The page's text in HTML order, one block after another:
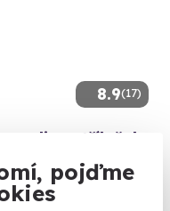
pojďme
8.9(17)
online stříleček -
z oblíbených